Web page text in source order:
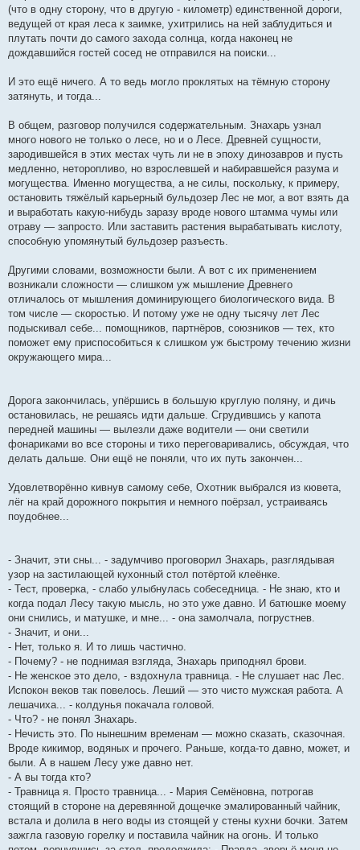
(что в одну сторону, что в другую - километр) единственной дороги,
ведущей от края леса к заимке, ухитрились на ней заблудиться и
плутать почти до самого захода солнца, когда наконец не
дождавшийся гостей сосед не отправился на поиски...
И это ещё ничего. А то ведь могло проклятых на тёмную сторону
затянуть, и тогда...
В общем, разговор получился содержательным. Знахарь узнал
много нового не только о лесе, но и о Лесе. Древней сущности,
зародившейся в этих местах чуть ли не в эпоху динозавров и пусть
медленно, неторопливо, но взрослевшей и набиравшейся разума и
могущества. Именно могущества, а не силы, поскольку, к примеру,
остановить тяжёлый карьерный бульдозер Лес не мог, а вот взять да
и выработать какую-нибудь заразу вроде нового штамма чумы или
отраву — запросто. Или заставить растения вырабатывать кислоту,
способную упомянутый бульдозер разъесть.
Другими словами, возможности были. А вот с их применением
возникали сложности — слишком уж мышление Древнего
отличалось от мышления доминирующего биологического вида. В
том числе — скоростью. И потому уже не одну тысячу лет Лес
подыскивал себе... помощников, партнёров, союзников — тех, кто
поможет ему приспособиться к слишком уж быстрому течению жизни
окружающего мира...
Дорога закончилась, упёршись в большую круглую поляну, и дичь
остановилась, не решаясь идти дальше. Сгрудившись у капота
передней машины — вылезли даже водители — они светили
фонариками во все стороны и тихо переговаривались, обсуждая, что
делать дальше. Они ещё не поняли, что их путь закончен...
Удовлетворённо кивнув самому себе, Охотник выбрался из кювета,
лёг на край дорожного покрытия и немного поёрзал, устраиваясь
поудобнее...
- Значит, эти сны... - задумчиво проговорил Знахарь, разглядывая
узор на застилающей кухонный стол потёртой клеёнке.
- Тест, проверка, - слабо улыбнулась собеседница. - Не знаю, кто и
когда подал Лесу такую мысль, но это уже давно. И батюшке моему
они снились, и матушке, и мне... - она замолчала, погрустнев.
- Значит, и они...
- Нет, только я. И то лишь частично.
- Почему? - не поднимая взгляда, Знахарь приподнял брови.
- Не женское это дело, - вздохнула травница. - Не слушает нас Лес.
Испокон веков так повелось. Леший — это чисто мужская работа. А
лешачиха... - колдунья покачала головой.
- Что? - не понял Знахарь.
- Нечисть это. По нынешним временам — можно сказать, сказочная.
Вроде кикимор, водяных и прочего. Раньше, когда-то давно, может, и
были. А в нашем Лесу уже давно нет.
- А вы тогда кто?
- Травница я. Просто травница... - Мария Семёновна, потрогав
стоящий в стороне на деревянной дощечке эмалированный чайник,
встала и долила в него воды из стоящей у стены кухни бочки. Затем
зажгла газовую горелку и поставила чайник на огонь. И только